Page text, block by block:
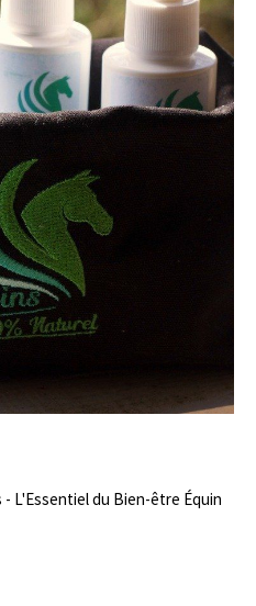
- L'Essentiel du Bien-être Équin